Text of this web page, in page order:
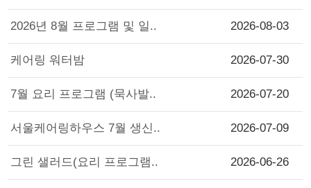
2026년 8월 프로그램 및 일.. 2026-08-03
케어링 워터밤 2026-07-30
7월 요리 프로그램 (묵사발.. 2026-07-20
서울케어링하우스 7월 생신.. 2026-07-09
그린 샐러드(요리 프로그램.. 2026-06-26